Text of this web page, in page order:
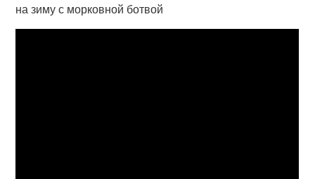
на зиму с морковной ботвой